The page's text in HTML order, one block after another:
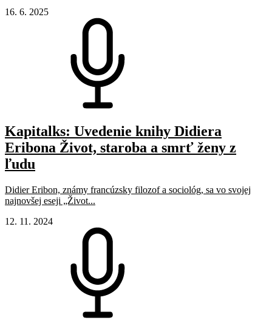
16. 6. 2025
Kapitalks: Uvedenie knihy Didiera
Eribona Život, staroba a smrť ženy z
ľudu
Didier Eribon, známy francúzsky filozof a sociológ, sa vo svojej
najnovšej eseji „Život...
12. 11. 2024